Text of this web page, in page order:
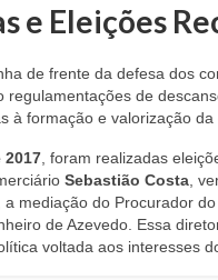
e Eleições
de frente da defesa dos
regulamentações de
à formação e valorização da
2017 , foram realizadas
Sebastião Costa ,
, a mediação do Procurador
de Azevedo. Essa
voltada aos interesses